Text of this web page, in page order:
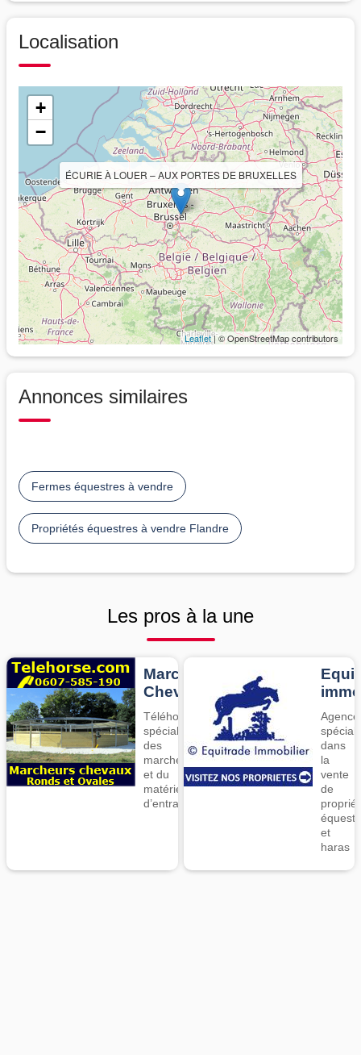
Localisation
ÉCURIE À LOUER – AUX PORTES DE BRUXELLES
+
−
Leaflet| © OpenStreetMap contributors
Annonces similaires
Fermes équestres à vendre
Propriétés équestres à vendre Flandre
Les pros à la une
Marcheurs
Chevaux
Téléhorse,
spécialiste
des
marcheurs
et du
matériel
d’entrainement
immo
Agence
dans
la
vente
de
et
haras